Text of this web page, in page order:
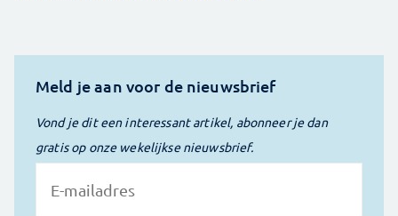
Meld je aan voor de nieuwsbrief
Vond je dit een interessant artikel, abonneer je dan
gratis op onze wekelijkse nieuwsbrief.